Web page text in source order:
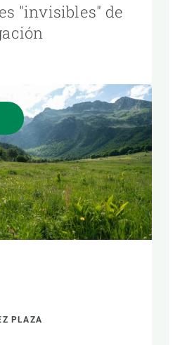
"invisibles" de
PLAZA